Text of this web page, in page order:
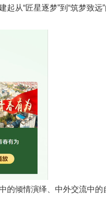
从“匠星逐梦”到“筑梦致远
的倾情演绎、中外交流中的